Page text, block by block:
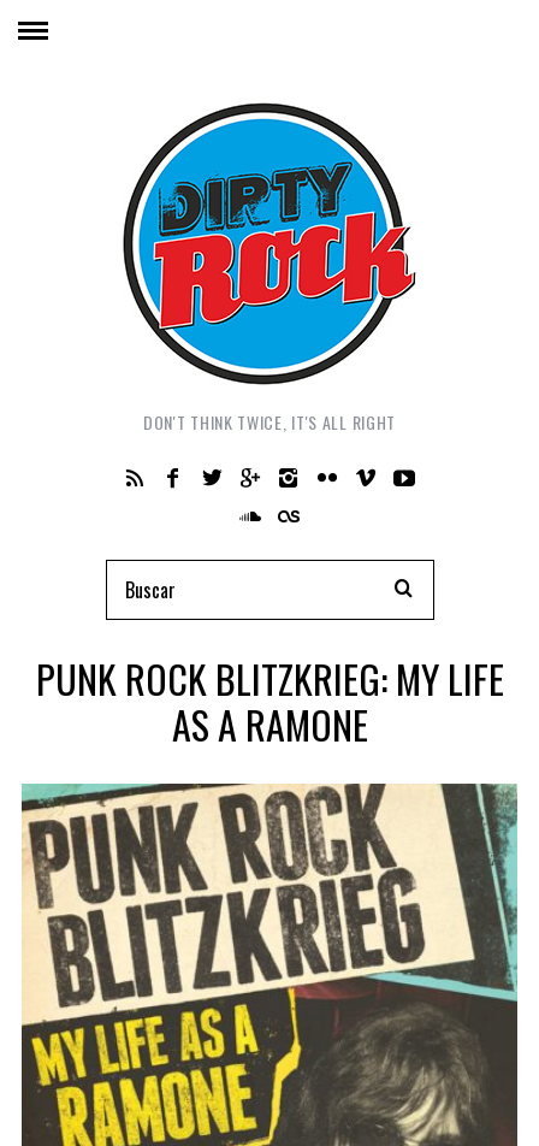
DON'T THINK TWICE, IT'S ALL RIGHT
PUNK ROCK BLITZKRIEG: MY LIFE
AS A RAMONE